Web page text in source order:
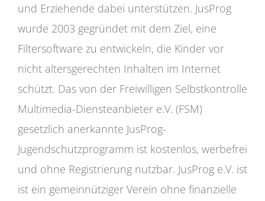
und Erziehende dabei unterstützen. JusProg
wurde 2003 gegründet mit dem Ziel, eine
Filtersoftware zu entwickeln, die Kinder vor
nicht altersgerechten Inhalten im Internet
schützt. Das von der Freiwilligen Selbstkontrolle
Multimedia-Diensteanbieter e.V. (FSM)
gesetzlich anerkannte JusProg-
Jugendschutzprogramm ist kostenlos, werbefrei
und ohne Registrierung nutzbar. JusProg e.V. ist
ist ein gemeinnütziger Verein ohne finanzielle